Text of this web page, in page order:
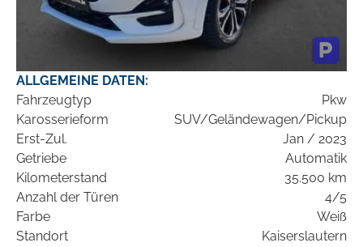
ALLGEMEINE DATEN:
Fahrzeugtyp
Pkw
Karosserieform
SUV/Geländewagen/Pickup
Erst-Zul.
Jan / 2023
Getriebe
Automatik
Kilometerstand
35.500 km
Anzahl der Türen
4/5
Farbe
Weiß
Standort
Kaiserslautern